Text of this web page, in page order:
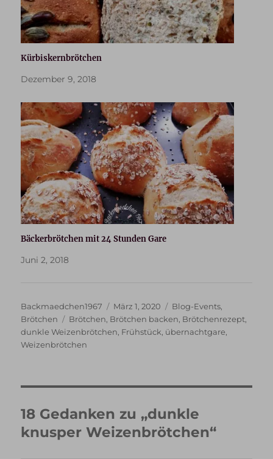
Kürbiskernbrötchen
Dezember 9, 2018
Bäckerbrötchen mit 24 Stunden Gare
Juni 2, 2018
Autor
Backmaedchen1967
Veröffentlicht
am
März 1, 2020 Kategorien
Blog-Events,
Brötchen
Schlagwörter
Brötchen, Brötchen backen, Brötchenrezept,
dunkle Weizenbrötchen, Frühstück, übernachtgare,
Weizenbrötchen
18 Gedanken zu „dunkle
knusper Weizenbrötchen“